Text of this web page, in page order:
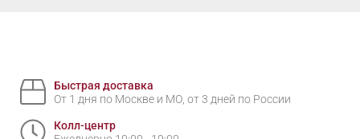
Быстрая доставка
От 1 дня по Москве и МО, от 3 дней по России
Колл-центр